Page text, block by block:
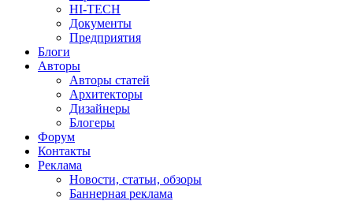
HI-TECH
Документы
Предприятия
Блоги
Авторы
Авторы статей
Архитекторы
Дизайнеры
Блогеры
Форум
Контакты
Реклама
Новости, статьи, обзоры
Баннерная реклама